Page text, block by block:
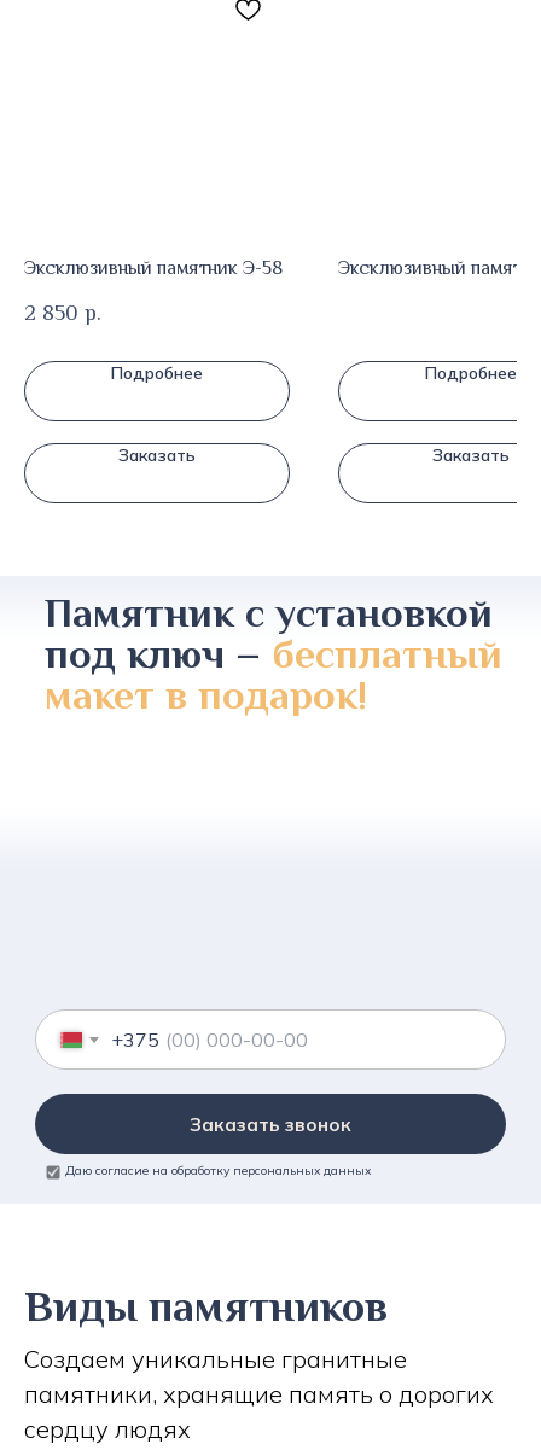
Эксклюзивный памятник Э-58
2 850 р.
Подробнее
Заказать
Эксклюзивный
Подробнее
Заказать
Памятник с установкой
под ключ – бесплатный
макет в подарок!
+375
Заказать звонок
Даю согласие на обработку персональных данных
Виды памятников
Создаем уникальные гранитные
памятники, хранящие память о дорогих
сердцу людях